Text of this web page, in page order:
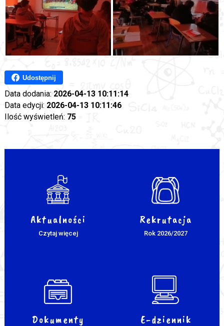
Udostępnij
Data dodania: 2026-04-13 10:11:14
Data edycji: 2026-04-13 10:11:46
Ilość wyświetleń: 75
Aktualności
Czytaj więcej
Rekrutacja
Rok 2026/2027
Dokumenty E-dziennik